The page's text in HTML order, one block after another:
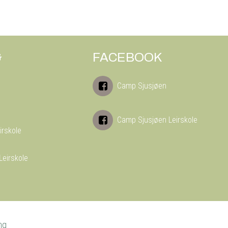
FACEBOOK
Camp Sjusjøen
Camp Sjusjøen Leirskole